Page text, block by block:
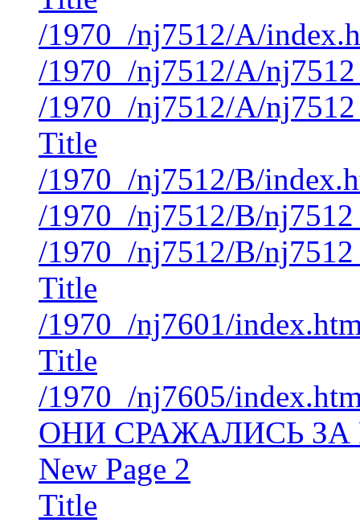
/1970_/nj7512/A/
/1970_/nj7512/A/
/1970_/nj7512/A/
Title
/1970_/nj7512/B/
/1970_/nj7512/B/
/1970_/nj7512/B/
Title
/1970_/nj7601/
Title
/1970_/nj7605/
ОНИ СРАЖАЛИСЬ
New Page 2
Title